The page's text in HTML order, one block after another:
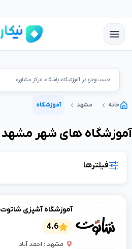
جست‌وجو در آموزشگاه، باشگاه، مرکز مشاوره
خانه مشهد آموزشگاه
آموزشگاه های شهرمشهد
فیلترها
آموزشگاه آشپزی شاتوت
4.6
مشهد ؛ احمد آباد